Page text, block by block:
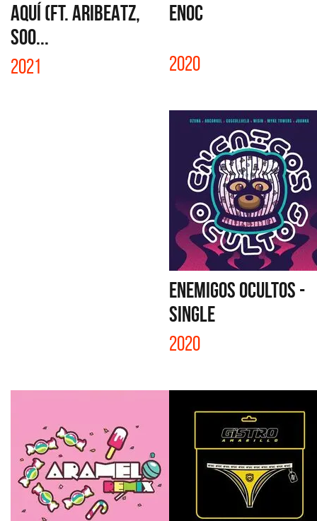
AQUÍ (FT. ARIBEATZ,
SOO...
2021
ENOC
2020
ENEMIGOS OCULTOS -
SINGLE
2020